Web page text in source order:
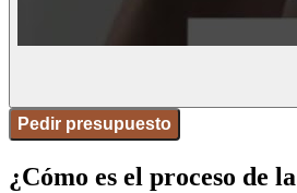
Pedir presupuesto
¿Cómo es el proceso de la